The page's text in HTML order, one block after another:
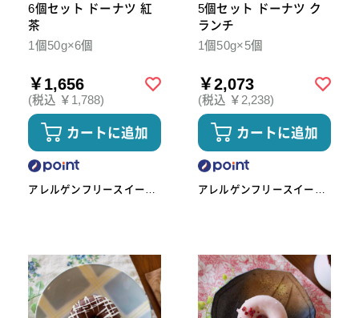
6個セット ドーナツ 紅
茶
1個50g×6個
￥1,656
(税込 ￥1,788)
カートに追加
アレルゲンフリースイーツ
5個セット ドーナツ ク
ランチ
1個50g×5個
￥2,073
(税込 ￥2,238)
カートに追加
アレルゲンフリースイーツ